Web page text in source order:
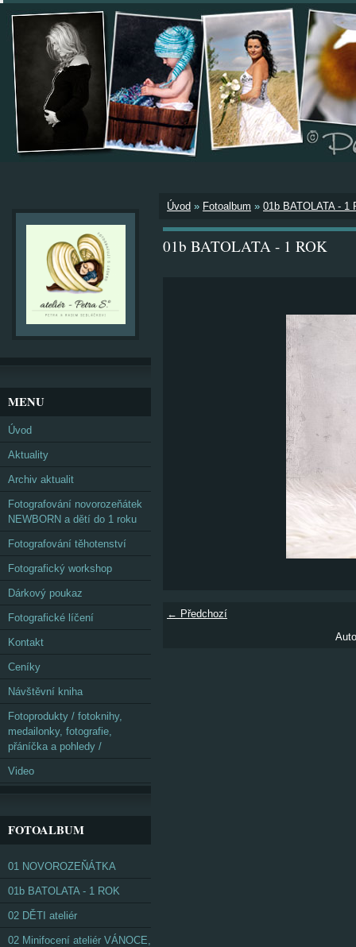
Úvod » Fotoalbum » 01b BATOLATA - 1
01b BATOLATA - 1 ROK
← Předchozí
MENU
Úvod
Aktuality
Archiv aktualit
Fotografování novorozeňátek
NEWBORN a dětí do 1 roku
Fotografování těhotenství
Fotografický workshop
Dárkový poukaz
Fotografické líčení
Kontakt
Ceníky
Návštěvní kniha
Fotoprodukty / fotoknihy,
medailonky, fotografie,
přáníčka a pohledy /
Video
FOTOALBUM
01 NOVOROZEŇÁTKA
01b BATOLATA - 1 ROK
02 DĚTI ateliér
02 Minifocení ateliér VÁNOCE,